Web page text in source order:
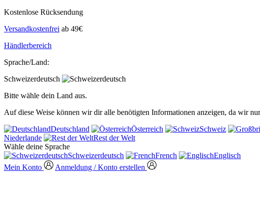
Kostenlose Rücksendung
Versandkostenfrei ab 49€
Händlerbereich
Sprache/Land:
Schweizerdeutsch
Bitte wähle dein Land aus.
Auf diese Weise können wir dir alle benötigten Informationen anzeigen, da wir
Deutschland
Österreich Schweiz
Niederlande
Rest der Welt
Wähle deine Sprache
Schweizerdeutsch
French
Englisch
Mein Konto
Anmeldung / Konto erstellen